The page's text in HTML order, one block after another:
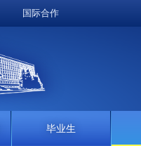
国际合作
毕业生